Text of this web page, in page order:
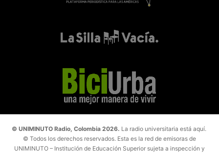
© UNIMINUTO Radio, Colombia 2026. La radio universitaria está aquí.
© Todos los derechos reservados. Esta es la red de emisoras de
UNIMINUTO – Institución de Educación Superior sujeta a inspección y